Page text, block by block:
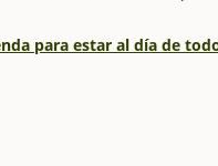
para estar al día de